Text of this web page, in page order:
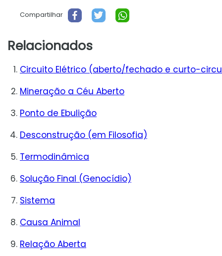
Compartilhar
Relacionados
Circuito Elétrico (aberto/fechado e curto-
Mineração a Céu Aberto
Ponto de Ebulição
Desconstrução (em Filosofia)
Termodinâmica
Solução Final (Genocídio)
Sistema
Causa Animal
Relação Aberta